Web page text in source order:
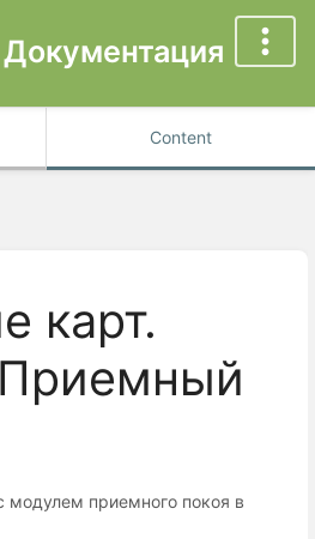
Content
карт.
модулем приемного покоя в